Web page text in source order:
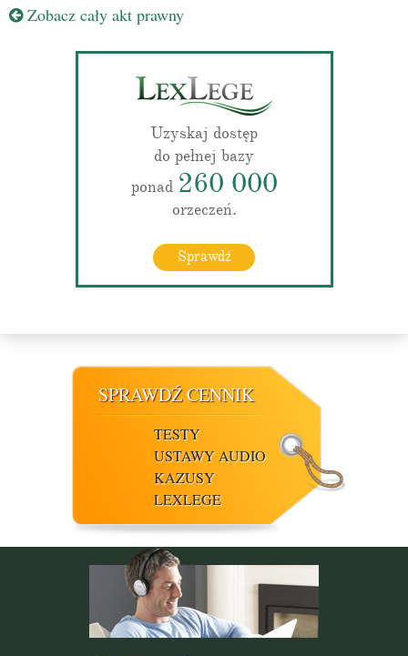
Zobacz cały akt prawny
Uzyskaj dostęp
do pełnej bazy
ponad 260 000
orzeczeń.
Sprawdź
SPRAWDŹ CENNIK
TESTY
USTAWY AUDIO
KAZUSY
LEXLEGE